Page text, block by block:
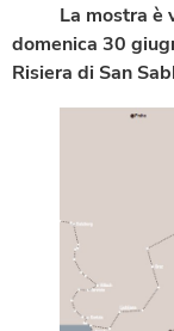
La mostra è
domenica 30
Risiera di San